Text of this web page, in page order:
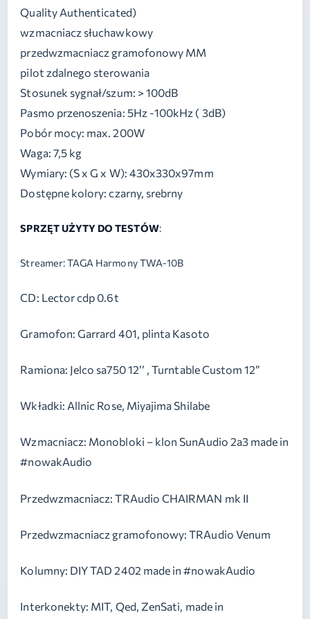
Quality Authenticated)
wzmacniacz słuchawkowy
przedwzmacniacz gramofonowy MM
pilot zdalnego sterowania
Stosunek sygnał/szum: > 100dB
Pasmo przenoszenia: 5Hz -100kHz ( 3dB)
Pobór mocy: max. 200W
Waga: 7,5 kg
Wymiary: (S x G x W): 430x330x97mm
Dostępne kolory: czarny, srebrny
SPRZĘT UŻYTY DO TESTÓW:
Streamer: TAGA Harmony TWA-10B
CD: Lector cdp 0.6t
Gramofon: Garrard 401, plinta Kasoto
Ramiona: Jelco sa750 12’’ , Turntable Custom 12”
Wkładki: Allnic Rose, Miyajima Shilabe
Wzmacniacz: Monobloki – klon SunAudio 2a3 made in
#nowakAudio
Przedwzmacniacz: TRAudio CHAIRMAN mk II
Przedwzmacniacz gramofonowy: TRAudio Venum
Kolumny: DIY TAD 2402 made in #nowakAudio
Interkonekty: MIT, Qed, ZenSati, made in